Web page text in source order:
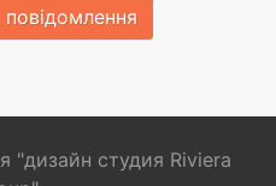
повідомлення
"дизайн студия Riviera